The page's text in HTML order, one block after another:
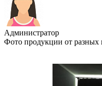
Администратор
Фото продукции от разных